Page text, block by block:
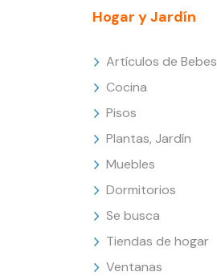
Hogar y Jardín
Artículos de Bebes
Cocina
Pisos
Plantas, Jardín
Muebles
Dormitorios
Se busca
Tiendas de hogar
Ventanas